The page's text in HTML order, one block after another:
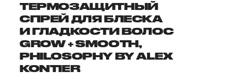
ТЕРМОЗАЩИТНЫЙ
СПРЕЙ ДЛЯ БЛЕСКА
И ГЛАДКОСТИ ВОЛОС
GROW + SMOOTH,
PHILOSOPHY BY ALEX
KONTIER